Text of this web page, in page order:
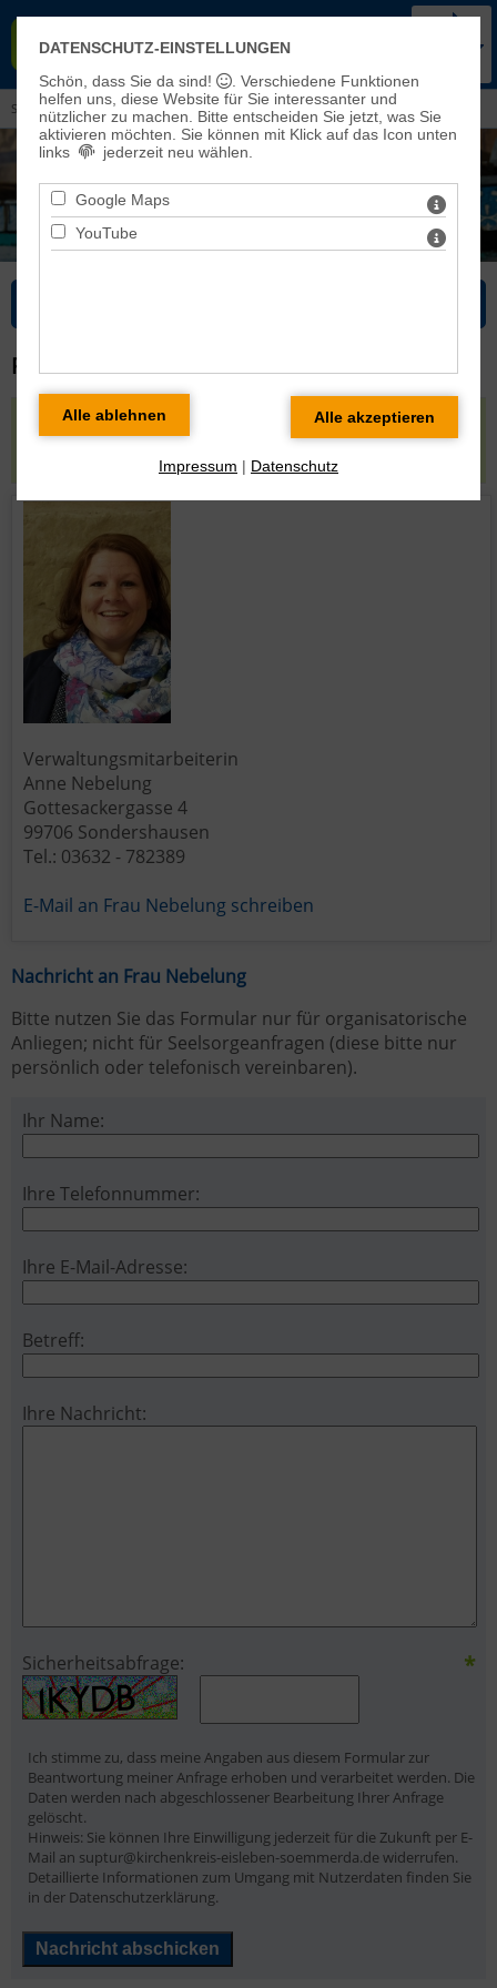
HAUSEN-SONDERSHAUSEN
Sie sind hier:Kirchenkreis > Mitarbeitende> alphabetisch
PROFIL VON ANNE NEBELUNG
Verwaltungsmitarbeiterin
Pfarrbereich
Sondershausen 2| Verwaltungsmitarbeiterinin
Pfarrbereich Sondershausen 1|
Verwaltungsmitarbeiterin
Anne Nebelung
Gottesackergasse 4
99706 Sondershausen
Tel.: 03632 - 782389
E-Mail an Frau Nebelung schreiben
Nachricht an Frau Nebelung
Bitte nutzen Sie das Formular nur für organisatorische
Anliegen; nicht für Seelsorgeanfragen (diese bitte nur
persönlich oder telefonisch vereinbaren).
Ihr Name:
Ihre Telefonnummer:
Ihre E-Mail-Adresse:
Betreff:
Ihre Nachricht:
Sicherheitsabfrage: *
Ich stimme zu, dass meine Angaben aus diesem Formular zur
Beantwortung meiner Anfrage erhoben und verarbeitet werden. Die
Daten werden nach abgeschlossener Bearbeitung Ihrer Anfrage
gelöscht.
Hinweis: Sie können Ihre Einwilligung jederzeit für die Zukunft per E-
Mail an suptur@kirchenkreis-eisleben-soemmerda.de widerrufen.
Detaillierte Informationen zum Umgang mit Nutzerdaten finden Sie
in der Datenschutzerklärung.
DATENSCHUTZ-EINSTELLUNGEN
Schön, dass Sie da sind!
. Verschiedene Funktionen
helfen uns, diese Website für Sie interessanter und
nützlicher zu machen.
Bitte entscheiden Sie jetzt, was Sie
aktivieren möchten. Sie können mit Klick auf das Icon unten
links
jederzeit neu wählen.
Google Maps
YouTube
Impressum | Datenschutz